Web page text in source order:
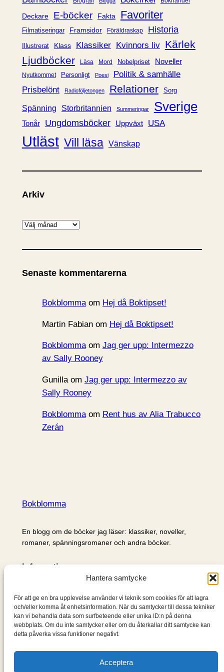
Hantera samtycke
För att ge en bra upplevelse använder vi teknik som cookies för att lagra
och/eller komma åt enhetsinformation. När du samtycker till dessa tekniker
kan vi behandla data som surfbeteende eller unika ID:n på denna
webbplats. Om du inte samtycker eller om du återkallar ditt samtycke kan
detta påverka vissa funktioner negativt.
Acceptera
Deckare E-böcker Fakta Favoriter
Filmatiseringar Framsidor Föräldraskap Historia
Illustrerat Klass Klassiker Kvinnors liv Kärlek
Ljudböcker
Läsa Mord Nobelpriset Noveller
Nyutkommet Personligt Poesi
Politik & samhälle
Prisbelönt
Radioföljetongen Relationer Sorg
Spänning Storbritannien Summeringar Sverige
Tonår Ungdomsböcker Uppväxt USA
Utläst Vill läsa Vänskap
Arkiv
A
k
v
Senaste kommentarerna
Bokblommaom Hej då Boktipset!
Martin Fabianom Hej då Boktipset!
Bokblommaom Jag ger upp: Intermezzo
av Sally Rooney
Gunillaom Jag ger upp: Intermezzo av
Sally Rooney
Bokblommaom Rent hus av Alia Trabucco
Zerán
Bokblomma
En blogg om de böcker jag läser: klassiker, noveller,
romaner, spänningsromaner och andra böcker.
Information
Om mig & om bloggen
S
ö
k